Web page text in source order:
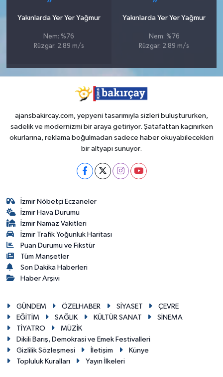
Yakınlarda Yer Yer Yağmur
Nem: %76
Rüzgar: 2.89 m/s
Yakınlarda Yer Yer Yağmur
Nem: %76
Rüzgar: 2.89 m/s
ajansbakircay.com, yepyeni tasarımıyla sizleri buluştururken,
sadelik ve modernizmi bir araya getiriyor. Şatafattan kaçınırken
okurlarına, reklama boğulmadan sadece haber okuyabilecekleri
bir altyapı sunuyor.
İzmir Nöbetçi Eczaneler
İzmir Hava Durumu
İzmir Namaz Vakitleri
İzmir Trafik Yoğunluk Haritası
Puan Durumu ve Fikstür
Tüm Manşetler
Son Dakika Haberleri
Haber Arşivi
GÜNDEM ÖZELHABER SİYASET
ÇEVRE
EĞİTİM
SAĞLIK KÜLTÜR SANAT
SİNEMA
TİYATRO
MÜZİK
Dikili Barış, Demokrasi ve Emek Festivalleri
Gizlilik Sözleşmesi
İletişim
Künye
Topluluk Kuralları
Yayın İlkeleri